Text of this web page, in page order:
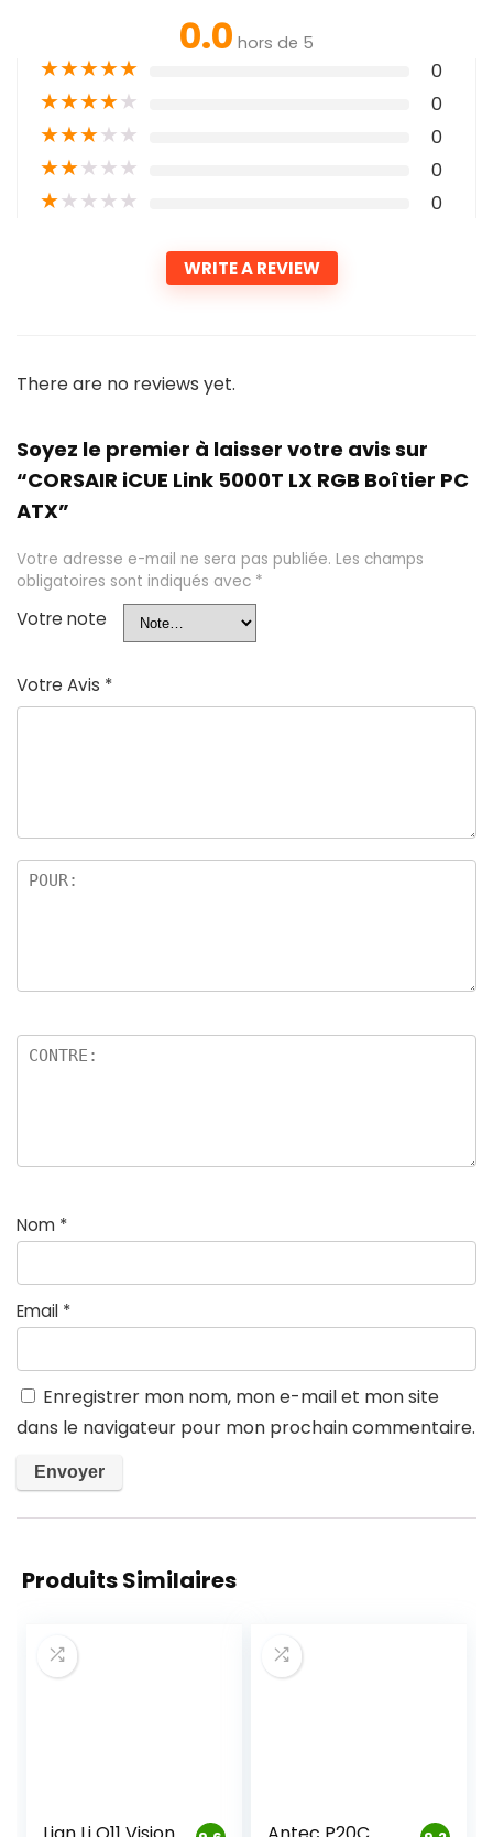
0.0 hors de 5
★★★★★ 0
★★★★★ 0
★★★★★ 0
★★★★★ 0
★★★★★ 0
WRITE A REVIEW
There are no reviews yet.
Soyez le premier à laisser votre avis sur
“CORSAIR iCUE Link 5000T LX RGB Boîtier PC
ATX”
Votre adresse e-mail ne sera pas publiée. Les champs
obligatoires sont indiqués avec *
Votre note
Votre Avis *
Nom *
Email *
Enregistrer mon nom, mon e-mail et mon site
dans le navigateur pour mon prochain commentaire.
Produits Similaires